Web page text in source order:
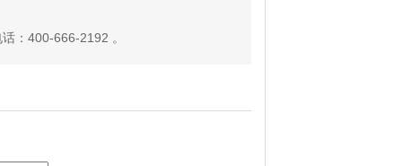
：400-666-2192 。